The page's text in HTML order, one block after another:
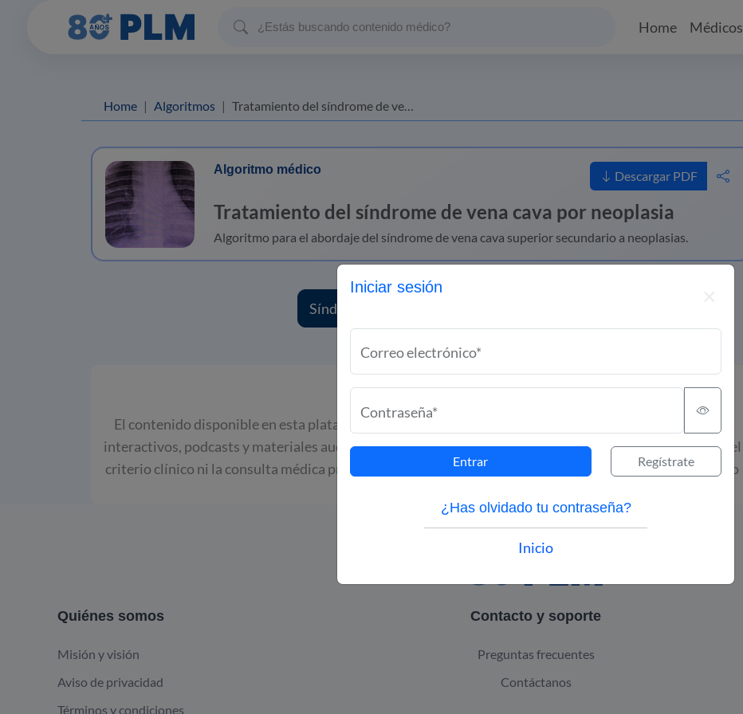
Home Médicos
Home Algoritmos Tratamiento del síndrome de vena cava por neoplasia
Algoritmo médico Descargar PDF
Tratamiento del síndrome de vena cava por neoplasia
Algoritmo para el abordaje del síndrome de vena cava superior secundario a neoplasias.
Síndrome de vena cava por neoplasia
El contenido disponible en esta plataforma, incluyendo calculadoras, atlas, algoritmos, casos clínicos
interactivos, podcasts y materiales audiovisuales es de carácter informativo y educativo. No sustituye el
criterio clínico ni la consulta médica profesional. El uso de la información es responsabilidad del usuario
Iniciar sesión
Correo electrónico*
Contraseña*
Entrar Regístrate
¿Has olvidado tu contraseña?
Inicio
Quiénes somos
Misión y visión
Aviso de privacidad
Términos y condiciones
Contacto y soporte
Preguntas frecuentes
Contáctanos